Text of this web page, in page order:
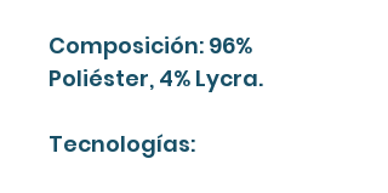
Composición: 96%
Poliéster, 4% Lycra.
Tecnologías: